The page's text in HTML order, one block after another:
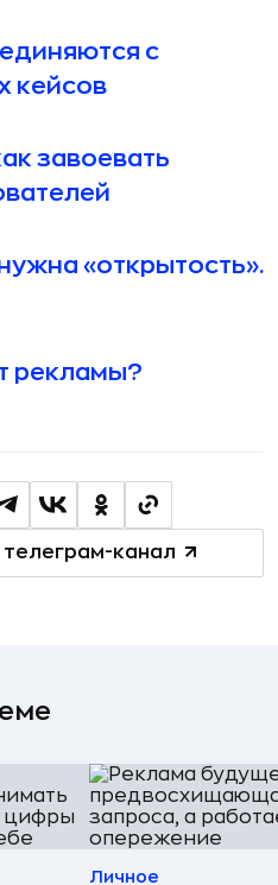
с
кейсов
завоевать
«открытость».
рекламы?
телеграм-канал
Личное